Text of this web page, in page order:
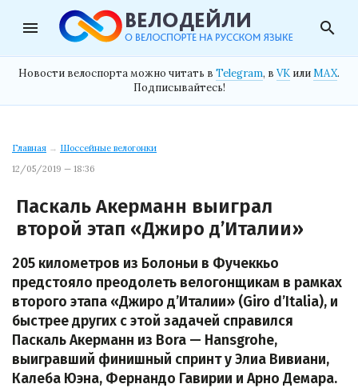
menu search
Новости велоспорта можно читать в Telegram, в VK илиMAX.
Подписывайтесь!
Главная → Шоссейные велогонки
12/05/2019 — 18:36
Паскаль Акерманн выиграл
второй этап «Джиро д’Италии»
205 километров из Болоньи в Фучеккьо
предстояло преодолеть велогонщикам в рамках
второго этапа «Джиро д’Италии» (Giro d’Italia), и
быстрее других с этой задачей справился
Паскаль Акерманн из Bora — Hansgrohe,
выигравший финишный спринт у Элиа Вивиани,
Калеба Юэна, Фернандо Гавирии и Арно Демара.